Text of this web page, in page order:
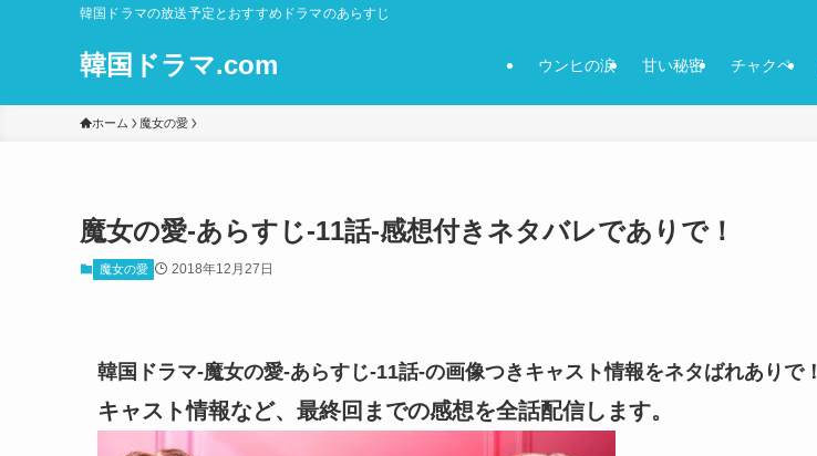
韓国ドラマの放送予定とおすすめドラマのあらすじ
韓国ドラマ.com ウンヒの涙 甘い秘密 チャクペ
ホーム 魔女の愛
魔女の愛-あらすじ-11話-感想付きネタバレでありで！
魔女の愛 2018年12月27日
韓国ドラマ-魔女の愛-あらすじ-11話-の画像つきキャスト情報をネタばれありで！
キャスト情報など、最終回までの感想を全話配信します。